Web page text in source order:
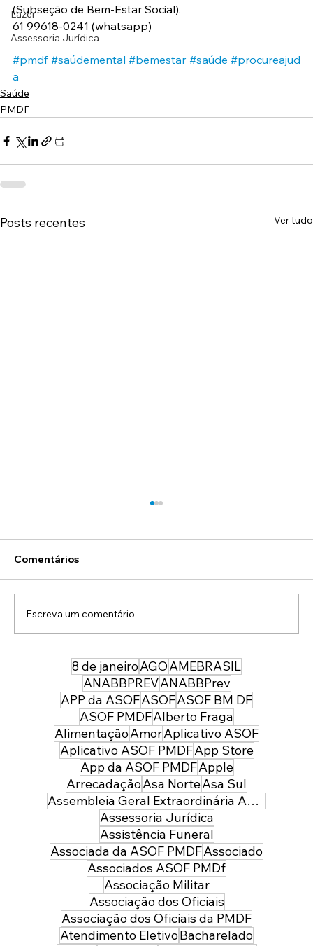
8 de janeiroAGOAMEBRASIL
ANABBPREVANABBPrev
APP da ASOFASOFASOF BM DF
ASOF PMDFAlberto Fraga
AlimentaçãoAmorAplicativo ASOF
Aplicativo ASOF PMDFApp Store
App da ASOF PMDFApple
ArrecadaçãoAsa NorteAsa Sul
Assembleia Geral Extraordinária ASOF PMDF
Assessoria Jurídica
Assistência Funeral
Associada da ASOF PMDFAssociado
Associados ASOF PMDf
Associação Militar
Associação dos Oficiais
Associação dos Oficiais da PMDF
Atendimento EletivoBacharelado
Lazer
Assessoria Jurídica
(Subseção de Bem-Estar Social).
61 99618-0241 (whatsapp)
#pmdf #saúdemental #bemestar #saúde #procureajud
a
Saúde
PMDF
Posts recentes Ver tudo
43 anos depois da sua entrada, temos
uma PMDF mais forte, moderna e
preparada para servir à sociedade:
parabéns policial militar feminina!
Comentários
Escreva um comentário